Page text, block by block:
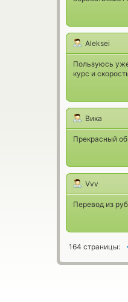
Aleksei
Пользуюсь
курс и
Вика
Прекрасный
Vvv
Перевод из
164 страницы: